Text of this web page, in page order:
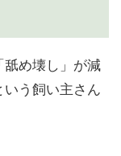
め壊し」が減
いう飼い主さん